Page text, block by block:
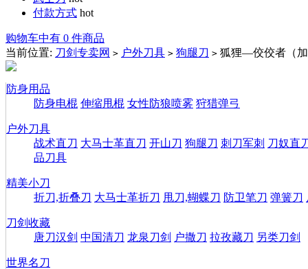
付款方式 hot
购物车中有 0 件商品
当前位置: 刀剑专卖网 > 户外刀具 > 狗腿刀 > 狐狸—佼佼者（
防身用品
防身电棍 伸缩甩棍 女性防狼喷雾 狩猎弹弓
户外刀具
战术直刀 大马士革直刀 开山刀 狗腿刀 刺刀军刺 刀奴直
品刀具
精美小刀
折刀,折叠刀 大马士革折刀 甩刀,蝴蝶刀 防卫笔刀 弹簧刀
刀剑收藏
唐刀汉剑 中国清刀 龙泉刀剑 户撒刀 拉孜藏刀 另类刀剑
世界名刀